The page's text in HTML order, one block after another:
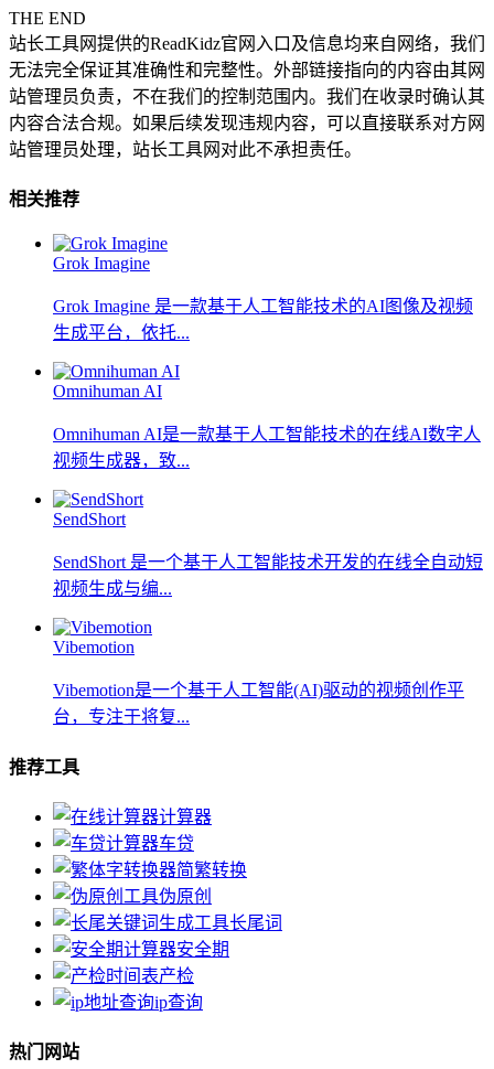
THE END
站长工具网提供的ReadKidz官网入口及信息均来自网络，我们
无法完全保证其准确性和完整性。外部链接指向的内容由其网
站管理员负责，不在我们的控制范围内。我们在收录时确认其
内容合法合规。如果后续发现违规内容，可以直接联系对方网
站管理员处理，站长工具网对此不承担责任。
相关推荐
Grok Imagine
Grok Imagine 是一款基于人工智能技术的AI图像及视频
生成平台，依托...
Omnihuman AI
Omnihuman AI是一款基于人工智能技术的在线AI数字人
视频生成器，致...
SendShort
SendShort 是一个基于人工智能技术开发的在线全自动短
视频生成与编...
Vibemotion
Vibemotion是一个基于人工智能(AI)驱动的视频创作平
台，专注于将复...
推荐工具
计算器
车贷
简繁转换
伪原创
长尾词
安全期
产检
ip查询
热门网站